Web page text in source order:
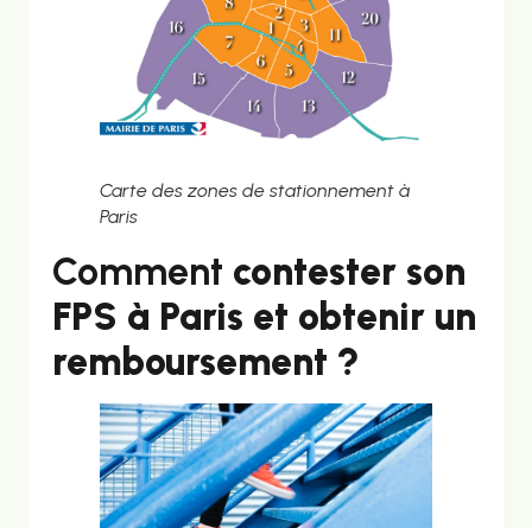
Carte des zones de stationnement à
Paris
Comment contester son
FPS à Paris et obtenir un
remboursement ?